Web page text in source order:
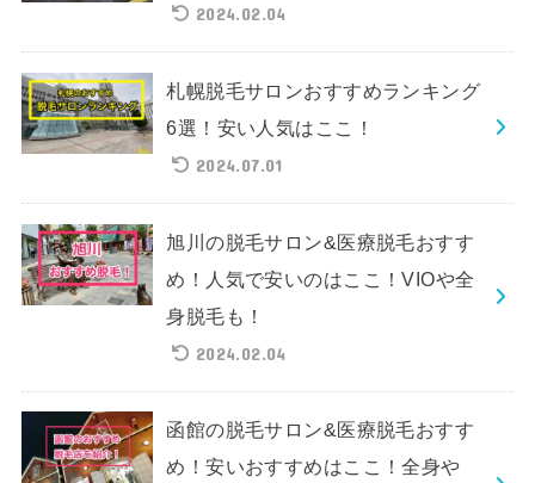
2024.02.04
札幌脱毛サロンおすすめランキング
6選！安い人気はここ！
2024.07.01
旭川の脱毛サロン&医療脱毛おすす
め！人気で安いのはここ！VIOや全
身脱毛も！
2024.02.04
函館の脱毛サロン&医療脱毛おすす
め！安いおすすめはここ！全身や